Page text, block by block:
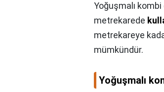
Yoğuşmalı
metrekarede
metrekareye
mümkündür.
Yoğuşmalı